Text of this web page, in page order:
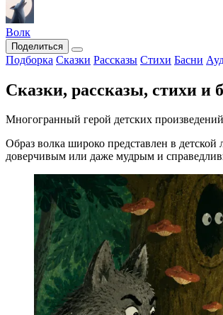
Волк
Поделиться
Подборка Сказки Рассказы Стихи Басни
Сказки, рассказы, стихи и
Многогранный герой детских
Образ волка широко представлен в
доверчивым или даже мудрым и